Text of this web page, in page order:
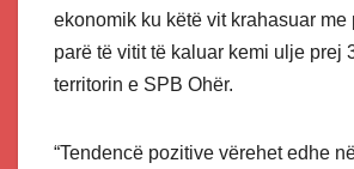
ekonomik ku këtë vit krahasuar me
parë të vitit të kaluar kemi ulje prej
territorin e SPB Ohër.
“Tendencë pozitive vërehet edhe